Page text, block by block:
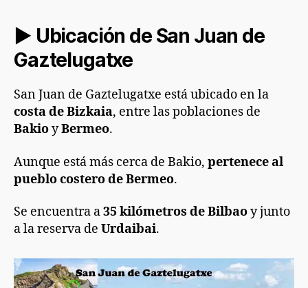
► Ubicación de San Juan de
Gaztelugatxe
San Juan de Gaztelugatxe está ubicado en la
costa de Bizkaia, entre las poblaciones de
BakioyBermeo.
Aunque está más cerca de Bakio, pertenece al
pueblo costero de Bermeo.
Se encuentra a35 kilómetros de Bilbaoy junto
a la reserva de Urdaibai.